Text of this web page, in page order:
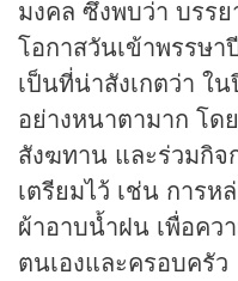
มงคล ซึ่งพบว่า บรร
โอกาสวันเข้าพรรษ
เป็นที่น่าสังเกตว่า ใ
อย่างหนาตามาก โด
สังฆทาน และร่วมกิจ
เตรียมไว้ เช่น การห
ผ้าอาบน้ำฝน เพื่อคว
ตนเองและครอบครัว